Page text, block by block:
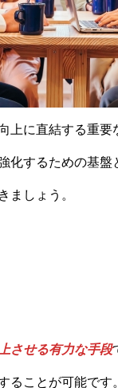
上に直結する重
化するための基
ましょう。
させる有力な手段
ることが可能で